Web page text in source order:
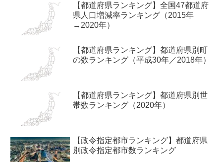
【都道府県ランキング】全国47都道府
県人口増減率ランキング（2015年
→2020年）
【都道府県ランキング】都道府県別町
の数ランキング（平成30年／2018年）
【都道府県ランキング】都道府県別世
帯数ランキング（2020年）
【政令指定都市ランキング】都道府県
別政令指定都市数ランキング